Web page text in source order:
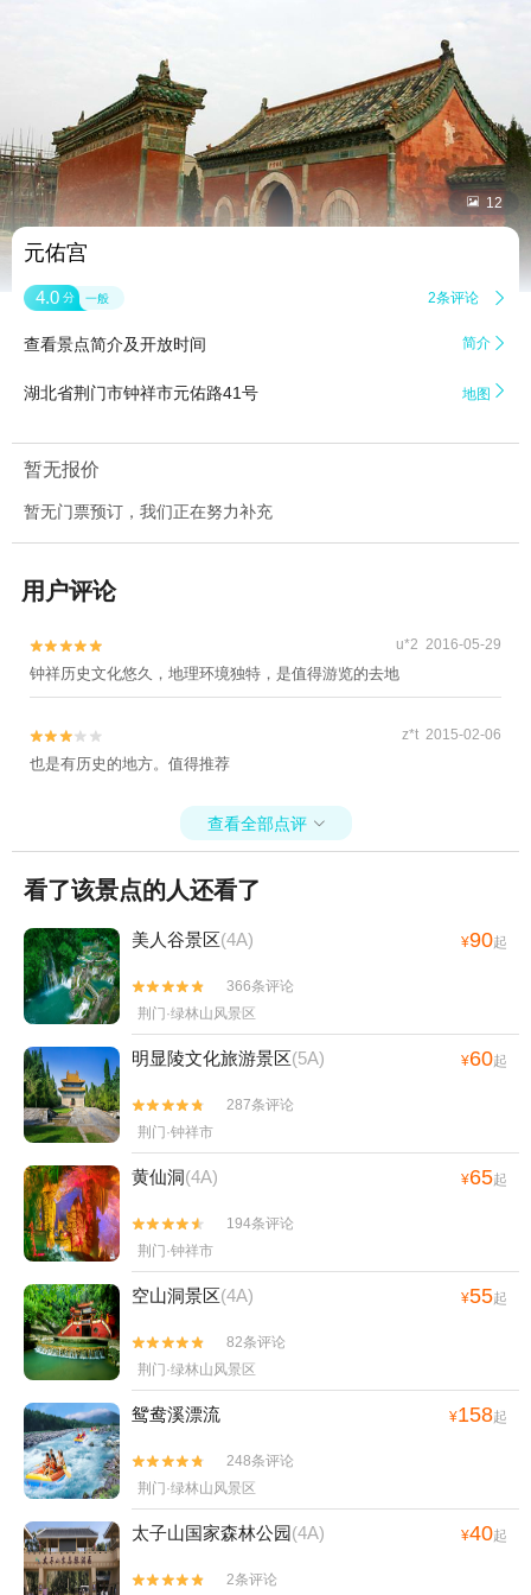
 12
元佑宫
4.0 分 一般 2条评论 
查看景点简介及开放时间 简介 
湖北省荆门市钟祥市元佑路41号 地图 
暂无报价
暂无门票预订，我们正在努力补充
用户评论

 u*2 2016-05-29
钟祥历史文化悠久，地理环境独特，是值得游览的去地

 z*t 2015-02-06
也是有历史的地方。值得推荐
查看全部点评 
看了该景点的人还看了
美人谷景区(4A) ¥90起


366条评论
荆门·绿林山风景区
明显陵文化旅游景区(5A) ¥60起


287条评论
荆门·钟祥市
黄仙洞(4A) ¥65起


194条评论
荆门·钟祥市
空山洞景区(4A) ¥55起


82条评论
荆门·绿林山风景区
鸳鸯溪漂流 ¥158起


248条评论
荆门·绿林山风景区
太子山国家森林公园(4A) ¥40起

 2条评论